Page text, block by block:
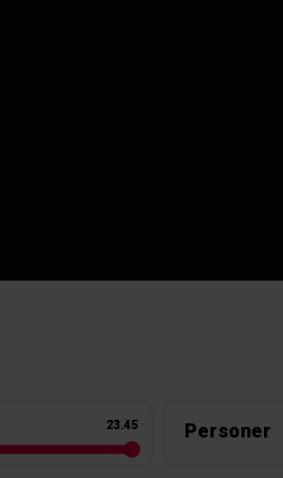
23.45 Personer